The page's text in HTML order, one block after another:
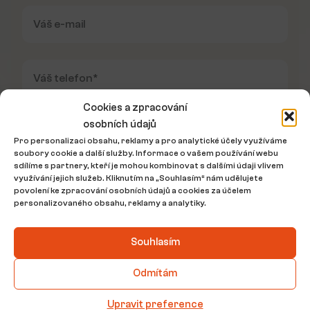
Cookies a zpracování
osobních údajů
Pro personalizaci obsahu, reklamy a pro analytické účely využíváme
soubory cookie a další služby. Informace o vašem používání webu
sdílíme s partnery, kteří je mohou kombinovat s dalšími údaji vlivem
využívání jejich služeb. Kliknutím na „Souhlasím“ nám udělujete
povolení ke zpracování osobních údajů a cookies za účelem
personalizovaného obsahu, reklamy a analytiky.
Souhlasím
Odmítám
Upravit preference
zprávy beru na vědomízpracování osobních údajů